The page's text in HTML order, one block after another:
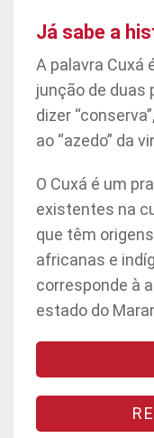
Já sabe a
A palavra Cuxá
junção de duas
dizer
ao “azedo” da
O Cuxá é um
existentes na
que têm
africanas e
corresponde à
estado do